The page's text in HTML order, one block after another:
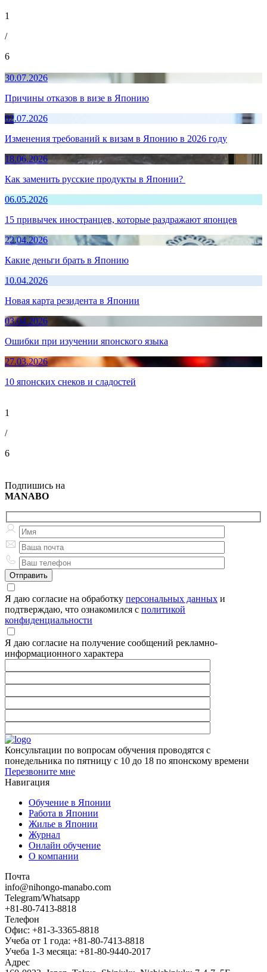
1
/
6
30.07.2026
Причины отказов в визе в Японию
02.07.2026
Изменения требований к визам в Японию в 2026 году
18.06.2026
Как заменить русские продукты в Японии?
06.05.2026
15 привычек иностранцев, которые раздражают японцев
22.04.2026
Какие деньги брать в Японию
10.04.2026
Новая карта резидента в Японии
03.04.2026
Ошибки при изучении японского языка
27.03.2026
10 японских снеков и сладостей
1
/
6
Подпишись на
MANABO
Я даю согласие на обработку персональных данных и
подтверждаю, что ознакомился с политикой
конфиденциальности
Я даю согласие на получение сообщений рекламно-
информационного характера
Консультации по вопросам обучения проводятся с
понедельника по пятницу с 10 до 18 по японскому времени
Перезвоните мне
Навигация
Обучение в Японии
Работа в Японии
Жилье в Японии
Журнал
Онлайн обучение
О компании
Почта
info@nihongo-manabo.com
Telegram/Whatsapp
+81-80-7413-8818
Телефон
Офис: +81-3-3365-8818
Учеба от 1 года: +81-80-7413-8818
Учеба 1-3 месяца: +81-80-9440-2017
Адрес